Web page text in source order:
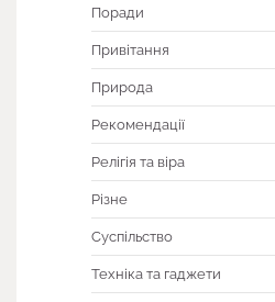
Поради
Привітання
Природа
Рекомендації
Релігія та віра
Різне
Суспільство
Техніка та гаджети